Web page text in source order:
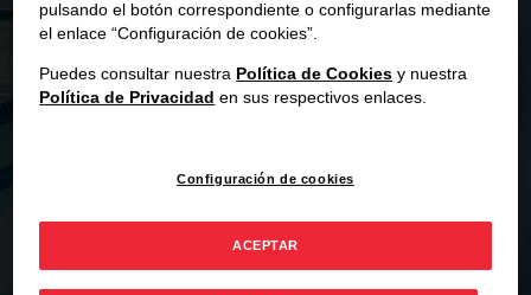
Impulsa el teu futur professional
juntament amb el Club i EAE Business
School
pensat per ajudar-te en el teu futur profesional
+150 membres inscrits
pulsando el botón correspondiente o configurarlas mediante
el enlace “Configuración de cookies”.
Puedes consultar nuestra Política de Cookies y nuestra
Política de Privacidad en sus respectivos enlaces.
Configuración de cookies
ACEPTAR